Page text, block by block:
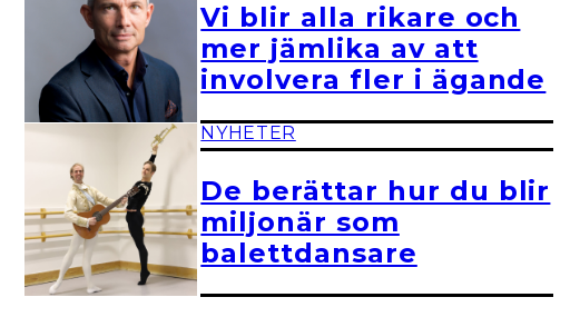
Vi blir alla rikare och
mer jämlika av att
involvera fler i ägande
NYHETER
De berättar hur du blir
miljonär som
balettdansare